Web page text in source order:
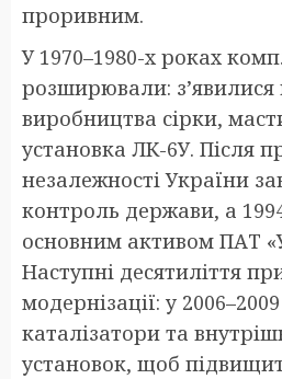
проривним.
У 1970–1980-х роках
розширювали: з’явилися
виробництва сірки,
установка ЛК-6У. Після
незалежності України
контроль держави, а
основним активом ПАТ
Наступні десятиліття
модернізації: у
каталізатори та
установок, щоб